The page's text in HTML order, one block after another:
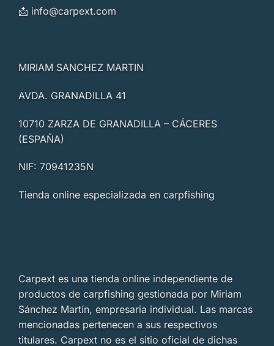
📩 info@carpext.com
MIRIAM SANCHEZ MARTIN
AVDA. GRANADILLA 41
10710 ZARZA DE GRANADILLA – CÁCERES
(ESPAÑA)
NIF: 70941235N
Tienda online especializada en carpfishing
Carpext es una tienda online independiente de
productos de carpfishing gestionada por Miriam
Sánchez Martín, empresaria individual. Las marcas
mencionadas pertenecen a sus respectivos
titulares. Carpext no es el sitio oficial de dichas